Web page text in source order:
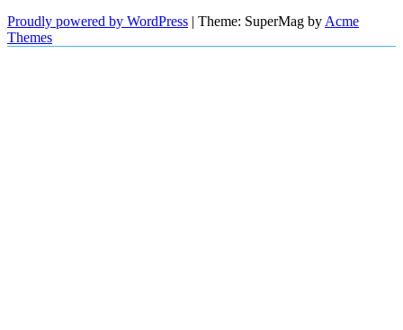
Proudly powered by WordPress | Theme: SuperMag by Acme
Themes